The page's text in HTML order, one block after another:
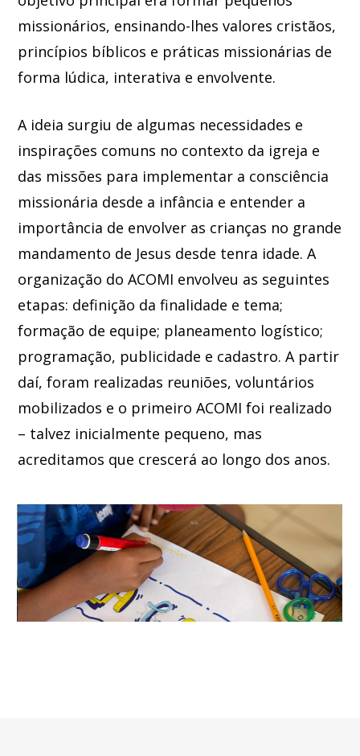
missionários, ensinando-lhes valores cristãos,
princípios bíblicos e práticas missionárias de
forma lúdica, interativa e envolvente.
A ideia surgiu de algumas necessidades e
inspirações comuns no contexto da igreja e
das missões para implementar a consciência
missionária desde a infância e entender a
importância de envolver as crianças no grande
mandamento de Jesus desde tenra idade. A
organização do ACOMI envolveu as seguintes
etapas: definição da finalidade e tema;
formação de equipe; planeamento logístico;
programação, publicidade e cadastro. A partir
daí, foram realizadas reuniões, voluntários
mobilizados e o primeiro ACOMI foi realizado
– talvez inicialmente pequeno, mas
acreditamos que crescerá ao longo dos anos.